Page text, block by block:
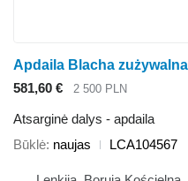
581,60 € 2 500 PLN
Atsarginė dalys - apdaila
Būklė naujas LCA104567